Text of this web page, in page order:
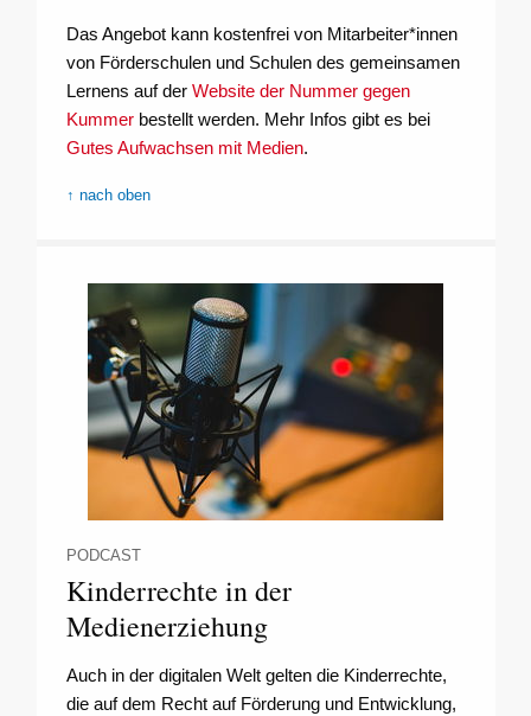
Das Angebot kann kostenfrei von Mitarbeiter*innen
von Förderschulen und Schulen des gemeinsamen
Lernens auf der Website der Nummer gegen
Kummerbestellt werden. Mehr Infos gibt es bei
Gutes Aufwachsen mit Medien.
↑ nach oben
PODCAST
Kinderrechte in der
Medienerziehung
Auch in der digitalen Welt gelten die Kinderrechte,
die auf dem Recht auf Förderung und Entwicklung,